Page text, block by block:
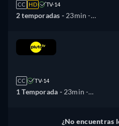
CC HD TV-14
2 temporadas - 23min -
CC TV-14
1 Temporada - 23min -
¿No encuentras